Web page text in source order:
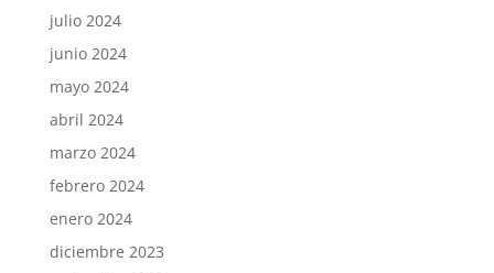
julio 2024
junio 2024
mayo 2024
abril 2024
marzo 2024
febrero 2024
enero 2024
diciembre 2023